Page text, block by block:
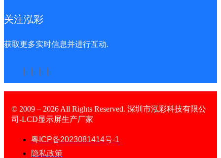
关注泓彩
获取更多实时信息并进行互动.
© 2009 – 2026 All Rights Reserved. 深圳市泓彩科技有限公
司-LCD显示屏生产厂家
粤ICP备2023081414号-1
隐私政策